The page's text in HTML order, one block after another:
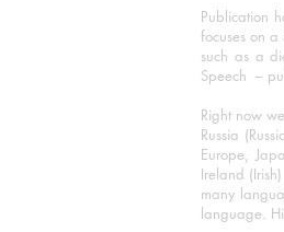
Publication
focuses on
such as a
Speech –
Right now
Russia
Europe,
Ireland
many
language.